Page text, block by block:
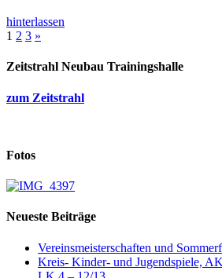
hinterlassen
Seitennummerierung
der
1 2 3 Nächste
»
Zeitstrahl Neubau Trainingshalle
zum Zeitstrahl
Fotos
Neueste Beiträge
Vereinsmeisterschaften und
Kreis- Kinder- und Jugendspiele,